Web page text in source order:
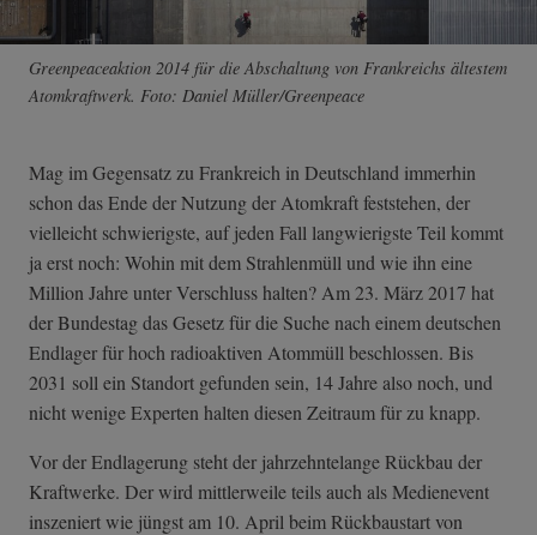
Greenpeaceaktion 2014 für die Abschaltung von Frankreichs ältestem
Atomkraftwerk. Foto: Daniel Müller/Greenpeace
Mag im Gegensatz zu Frankreich in Deutschland immerhin
schon das Ende der Nutzung der Atomkraft feststehen, der
vielleicht schwierigste, auf jeden Fall langwierigste Teil kommt
ja erst noch: Wohin mit dem Strahlenmüll und wie ihn eine
Million Jahre unter Verschluss halten? Am 23. März 2017 hat
der Bundestag das Gesetz für die Suche nach einem deutschen
Endlager für hoch radioaktiven Atommüll beschlossen. Bis
2031 soll ein Standort gefunden sein, 14 Jahre also noch, und
nicht wenige Experten halten diesen Zeitraum für zu knapp.
Vor der Endlagerung steht der jahrzehntelange Rückbau der
Kraftwerke. Der wird mittlerweile teils auch als Medienevent
inszeniert wie jüngst am 10. April beim Rückbaustart von